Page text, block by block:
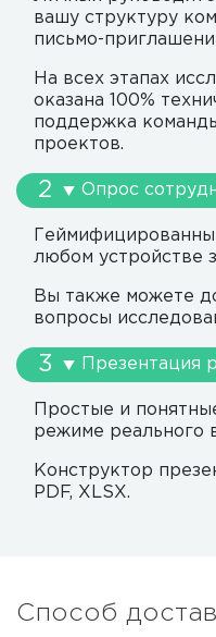
вашу структуру
письмо-
На всех этапах
оказана 100%
поддержка
проектов.
Опрос
любом устройстве
Вы также можете
вопросы
Презентация
Простые и
режиме реального
Конструктор
PDF, XLSX.
Способ